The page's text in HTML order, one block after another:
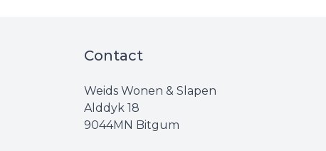
Contact
Weids Wonen & Slapen
Alddyk 18
9044MN Bitgum